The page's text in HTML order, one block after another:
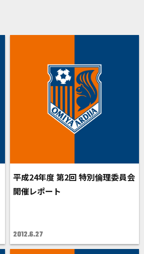
平成24年度 第2回 特別倫理委員会
開催レポート
2012.6.27